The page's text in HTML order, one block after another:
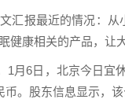
汇报最近的情况：从
健康相关的产品，让
1月6日，北京今日宜
币。股东信息显示，